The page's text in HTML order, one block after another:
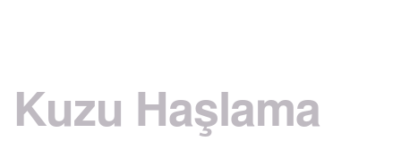
Kuzu Haşlama